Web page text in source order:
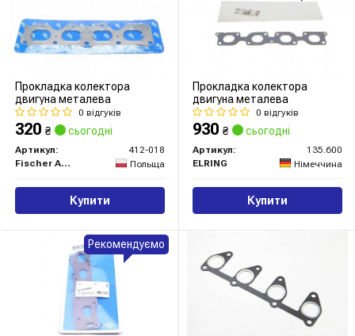
Прокладка колектора
двигуна металева
0 відгуків
320 ₴ сьогодні
Артикул:
412-018
Fischer Automotive One (FA1)
Польща
Купити
Прокладка колектора
двигуна металева
0 відгуків
930 ₴ сьогодні
Артикул:
135.600
ELRING
Німеччина
Купити
Рекомендуємо